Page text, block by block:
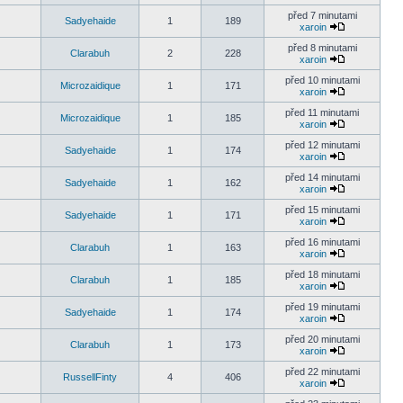
Sadyehaide 1 189
před 7 minutami
xaroin
Clarabuh 2 228
před 8 minutami
xaroin
Microzaidique 1 171
před 10 minutami
xaroin
Microzaidique 1 185
před 11 minutami
xaroin
Sadyehaide 1 174
před 12 minutami
xaroin
Sadyehaide 1 162
před 14 minutami
xaroin
Sadyehaide 1 171
před 15 minutami
xaroin
Clarabuh 1 163
před 16 minutami
xaroin
Clarabuh 1 185
před 18 minutami
xaroin
Sadyehaide 1 174
před 19 minutami
xaroin
Clarabuh 1 173
před 20 minutami
xaroin
RussellFinty 4 406
před 22 minutami
xaroin